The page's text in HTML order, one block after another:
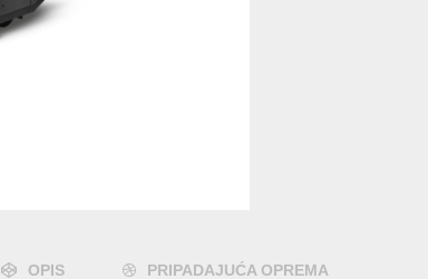
OPIS PRIPADAJUĆA OPREMA